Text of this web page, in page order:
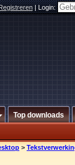
|Login:
Top downloads
>